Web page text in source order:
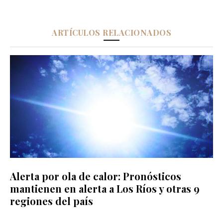
ARTÍCULOS RELACIONADOS
Alerta por ola de calor: Pronósticos
mantienen en alerta a Los Ríos y otras 9
regiones del país